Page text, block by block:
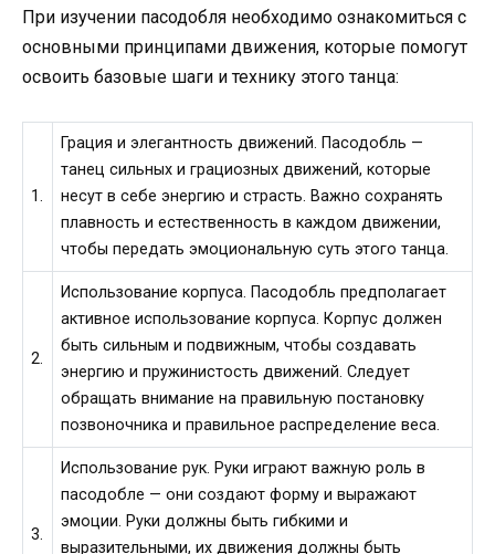
При изучении пасодобля необходимо ознакомиться с
основными принципами движения, которые помогут
освоить базовые шаги и технику этого танца:
1.
Грация и элегантность движений. Пасодобль —
танец сильных и грациозных движений, которые
несут в себе энергию и страсть. Важно сохранять
плавность и естественность в каждом движении,
чтобы передать эмоциональную суть этого танца.
2.
Использование корпуса. Пасодобль предполагает
активное использование корпуса. Корпус должен
быть сильным и подвижным, чтобы создавать
энергию и пружинистость движений. Следует
обращать внимание на правильную постановку
позвоночника и правильное распределение веса.
3.
Использование рук. Руки играют важную роль в
пасодобле — они создают форму и выражают
эмоции. Руки должны быть гибкими и
выразительными, их движения должны быть